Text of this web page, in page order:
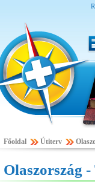
Főoldal Útiterv
Olaszország -